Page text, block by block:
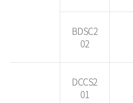
BDSC2
02
DCCS2
01